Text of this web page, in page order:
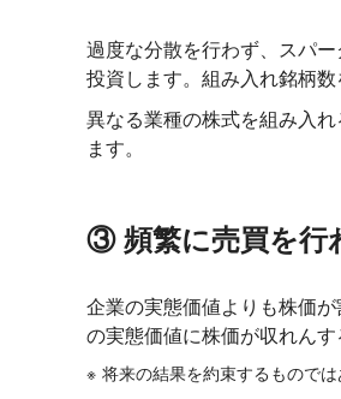
過度な分散を行わず、スパ
投資します。組み入れ銘柄
異なる業種の株式を組み入
ます。
③ 頻繁に売買を行
企業の実態価値よりも株価
の実態価値に株価が収れんす
将来の結果を約束するものでは